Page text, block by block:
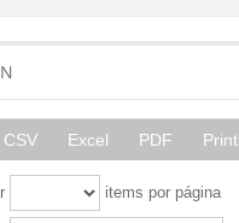
CSV Excel PDF Print
items por página